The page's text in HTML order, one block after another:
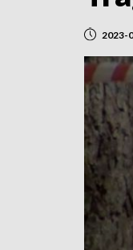
2023-